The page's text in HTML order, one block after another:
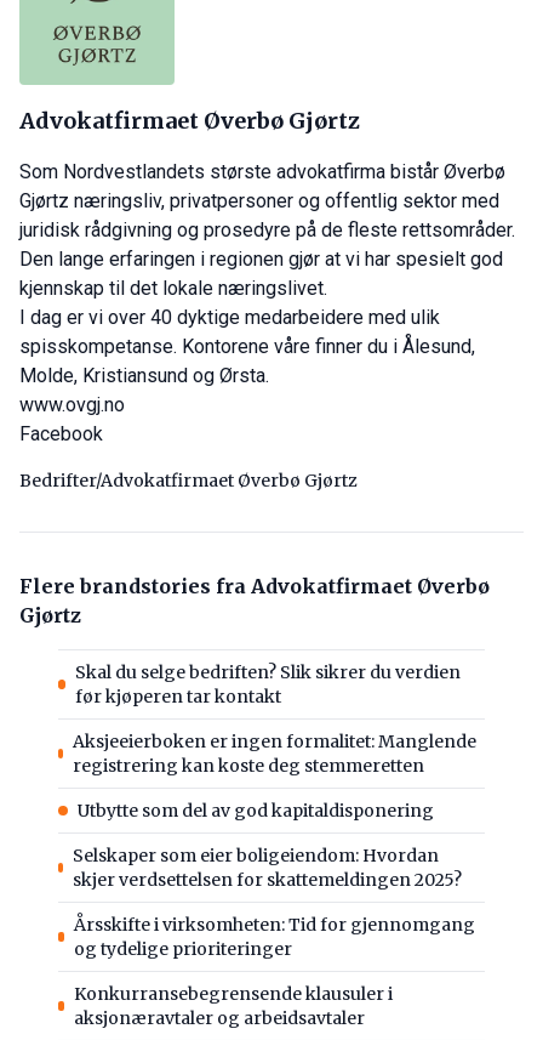
Advokatfirmaet Øverbø Gjørtz
Som Nordvestlandets største advokatfirma bistår Øverbø
Gjørtz næringsliv, privatpersoner og offentlig sektor med
juridisk rådgivning og prosedyre på de fleste rettsområder.
Den lange erfaringen i regionen gjør at vi har spesielt god
kjennskap til det lokale næringslivet.
I dag er vi over 40 dyktige medarbeidere med ulik
spisskompetanse. Kontorene våre finner du i Ålesund,
Molde, Kristiansund og Ørsta.
www.ovgj.no
Facebook
Bedrifter/Advokatfirmaet Øverbø Gjørtz
Flere brandstories fra Advokatfirmaet Øverbø
Gjørtz
Skal du selge bedriften? Slik sikrer du verdien
før kjøperen tar kontakt
Aksjeeierboken er ingen formalitet: Manglende
registrering kan koste deg stemmeretten
Utbytte som del av god kapitaldisponering
Selskaper som eier boligeiendom: Hvordan
skjer verdsettelsen for skattemeldingen 2025?
Årsskifte i virksomheten: Tid for gjennomgang
og tydelige prioriteringer
Konkurransebegrensende klausuler i
aksjonæravtaler og arbeidsavtaler